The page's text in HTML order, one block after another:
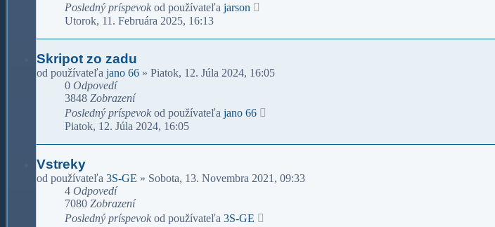
Posledný príspevok od používateľa jarson
Utorok, 11. Februára 2025, 16:13
Skripot zo zadu
od používateľa jano 66 » Piatok, 12. Júla 2024, 16:05
0 Odpovedí
3848 Zobrazení
Posledný príspevok od používateľa jano 66
Piatok, 12. Júla 2024, 16:05
Vstreky
od používateľa 3S-GE » Sobota, 13. Novembra 2021, 09:33
4 Odpovedí
7080 Zobrazení
Posledný príspevok od používateľa 3S-GE